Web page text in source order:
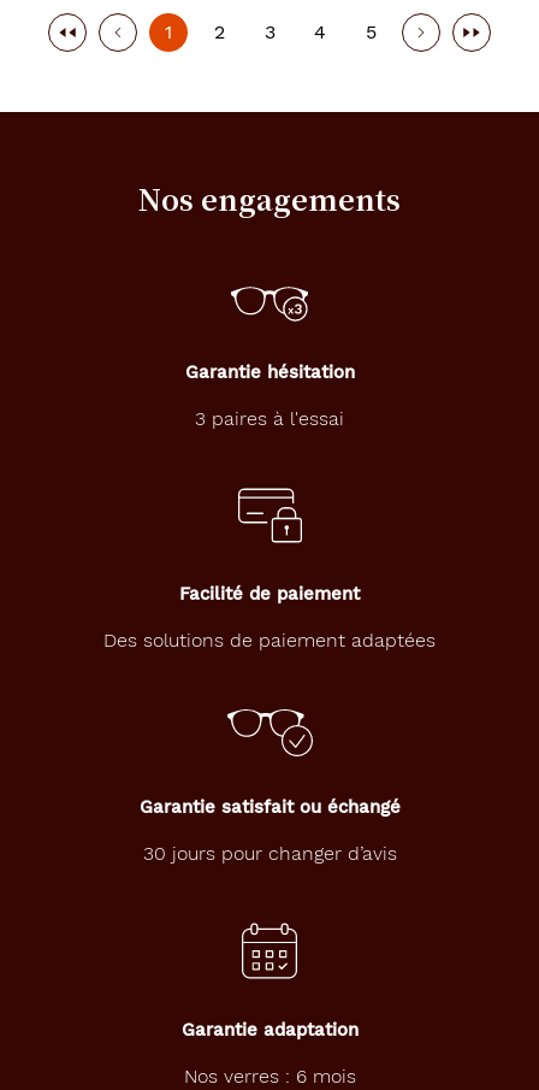
1 2 3 4 5
Nos engagements
Garantie hésitation
3 paires à l'essai
Facilité de paiement
Des solutions de paiement adaptées
Garantie satisfait ou échangé
30 jours pour changer d’avis
Garantie adaptation
Nos verres : 6 mois